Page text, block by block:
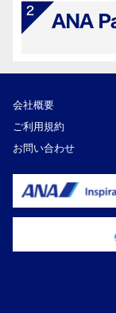
会社概要
ご利用規約
お問い合わせ